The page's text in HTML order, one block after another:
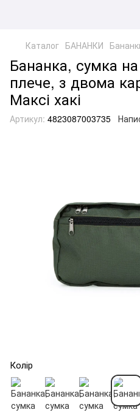
Каталог БАНАНКИ
Бананка, сумка
плече, з двома
Максі хакі
Артикул: 4823087003735
Колір